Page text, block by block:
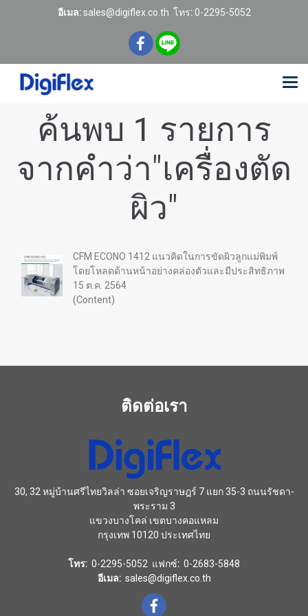
อีเมล:sales@digiflex.co.th โทร:0-2295-5052
ค้นพบ 1 รายการ
จากคำว่า"เครื่องตัด
ผิว"
CFM ECONO 1412 แนวคิดในการขัดผิวลูกแม่พิมพ์
โดยโหลดด้านหน้าอย่างคล่องตัวและมีประสิทธิภาพ
15 ต.ค. 2564
(Content)
ติดต่อเรา
30, 32 หมู่บ้านศรีไทยวิลล่า ซอยเจริญราษฎร์ 7 แยก 35-3 ถนนรัชดา-
พระราม 3
แขวงบางโคล่ เขตบางคอแหลม
กรุงเทพ 10120 ประเทศไทย
โทร: 0-2295-5052 แฟกซ์: 0-2683-5848
อีเมล: sales@digiflex.co.th